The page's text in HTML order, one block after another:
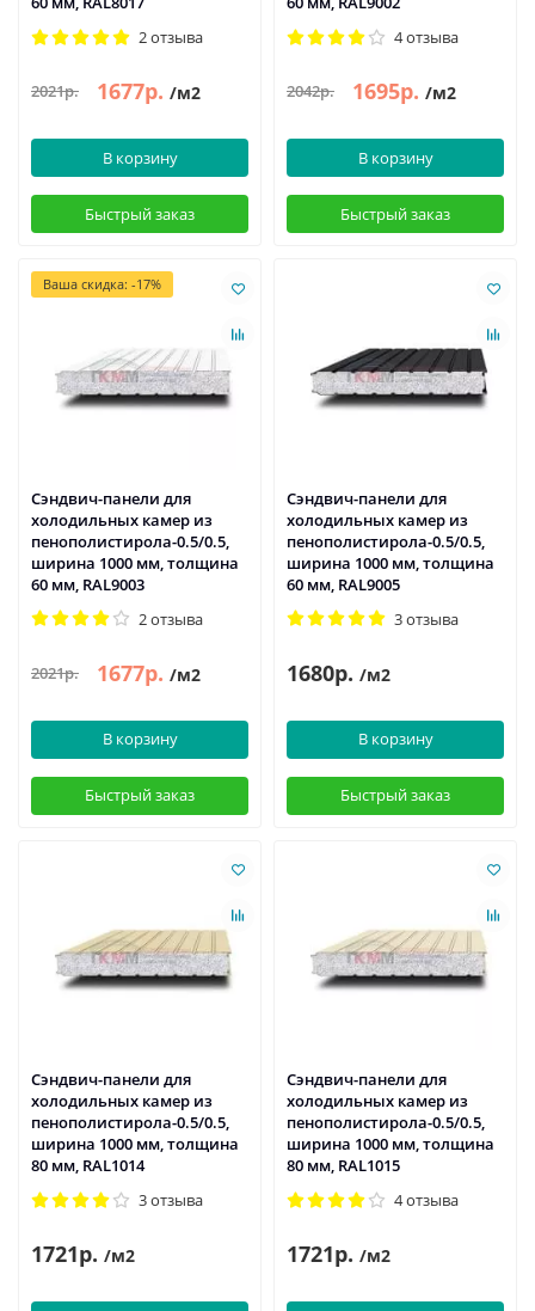
2 отзыва
2021р. 1677р. /м2
В корзину
Быстрый заказ
4 отзыва
2042р. 1695р. /м2
В корзину
Быстрый заказ
Ваша скидка: -17%
Сэндвич-панели для
холодильных камер из
пенополистирола-0.5/0.5,
ширина 1000 мм, толщина
60 мм, RAL9003
2 отзыва
2021р. 1677р. /м2
В корзину
Быстрый заказ
Сэндвич-панели для
холодильных камер из
пенополистирола-0.5/0.5,
ширина 1000 мм, толщина
60 мм, RAL9005
3 отзыва
1680р. /м2
В корзину
Быстрый заказ
Сэндвич-панели для
холодильных камер из
пенополистирола-0.5/0.5,
ширина 1000 мм, толщина
80 мм, RAL1014
3 отзыва
1721р. /м2
Сэндвич-панели для
холодильных камер из
пенополистирола-0.5/0.5,
ширина 1000 мм, толщина
80 мм, RAL1015
4 отзыва
1721р. /м2